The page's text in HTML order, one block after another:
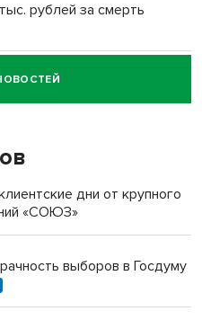
рублей за смерть
за смерть
селе лошади
с женой вошли в топ-16
дни от крупного
«СОЮЗ»
выборов в Госдуму